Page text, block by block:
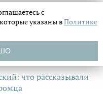
что рассказывали
с
указаны вПолитике